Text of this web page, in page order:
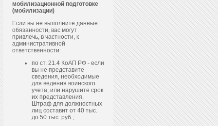
мобилизационной подготовке
(мобилизации)
Если вы не выполните данные
обязанности, вас могут
привлечь, в частности, к
административной
ответственности:
по ст. 21.4 КоАП РФ - если
вы не представите
сведения, необходимые
для ведения воинского
учета, или нарушите срок
их представления.
Штраф для должностных
лиц составит от 40 тыс.
до 50 тыс. руб.;